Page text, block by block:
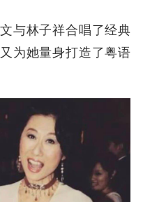
与林子祥合唱了经典
为她量身打造了粤语